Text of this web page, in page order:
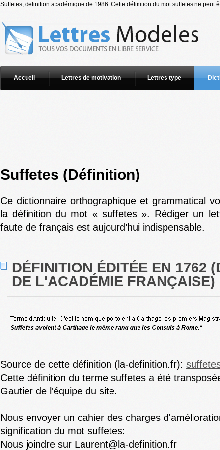
Suffetes, definition académique de 1986. Cette définition du mot suffetes ne peut
Accueil Lettres de motivation Lettres type
Suffetes (Définition)
Ce dictionnaire orthographique et grammatical
la définition du mot « suffetes ». Rédiger un
faute de français est aujourd’hui indispensable.
DÉFINITION ÉDITÉE EN 1762
DE L'ACADÉMIE FRANÇAISE)
Source de cette définition (la-definition.fr):
Cette définition du terme suffetes a été
Gautier de l'équipe du site.
Nous envoyer un cahier des charges
signification du mot suffetes:
Nous joindre sur Laurent@la-definition.fr